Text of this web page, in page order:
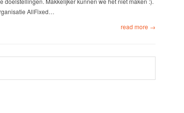
AllFixed…
read more →